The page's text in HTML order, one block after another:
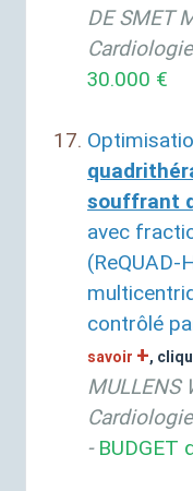
DE SMET
30.000 €
souffrant
avec
(ReQUAD-
contrôlé
savoir +,
MULLENS
- BUDGET